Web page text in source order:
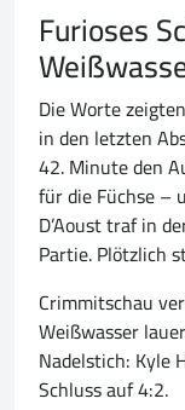
Furioses
Die Worte
in den letzten
42. Minute den
für die Füchse –
D’Aoust traf in
Partie. Plötzlich
Crimmitschau
Weißwasser
Nadelstich: Kyle
Schluss auf 4:2.